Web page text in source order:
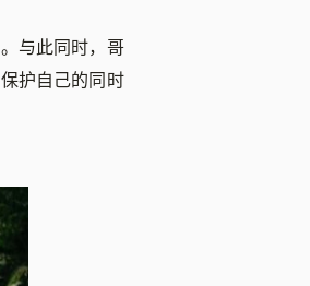
与此同时，哥
护自己的同时